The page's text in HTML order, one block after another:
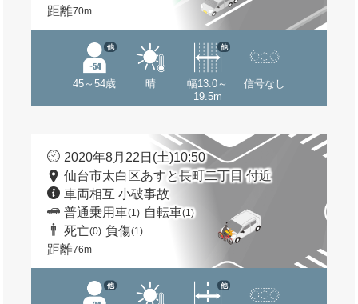
距離70m
45～54歳
他
晴
幅13.0～
19.5m
他
信号なし
2020年8月22日(土)10:50
仙台市太白区あすと長町二丁目 付近
車両相互 小破事故
普通乗用車(1) 自転車(1)
死亡(0) 負傷(1)
距離76m
他 他